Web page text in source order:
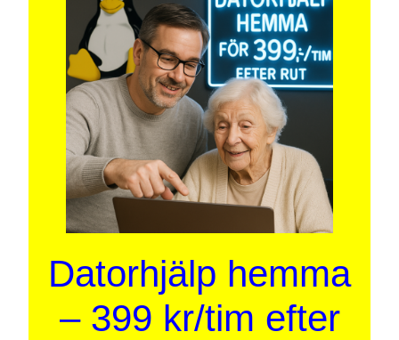
Datorhjälp hemma
– 399 kr/tim efter